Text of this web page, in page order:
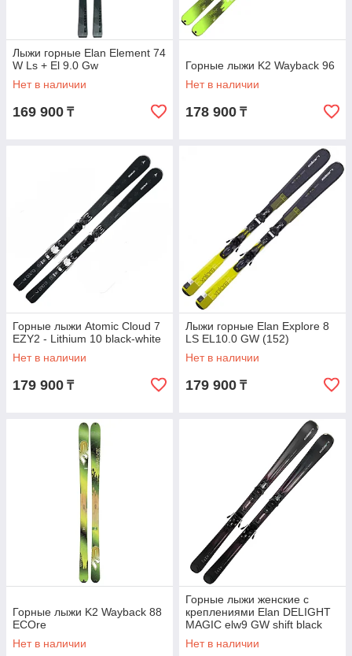
Лыжи горные Elan Element 74
W Ls + El 9.0 Gw
Нет в наличии
169 900 ₸
Горные лыжи K2 Wayback 96
Нет в наличии
178 900 ₸
Горные лыжи Atomic Cloud 7
EZY2 - Lithium 10 black-white
Нет в наличии
179 900 ₸
Лыжи горные Elan Explore 8
LS EL10.0 GW (152)
Нет в наличии
179 900 ₸
Горные лыжи K2 Wayback 88
ECOre
Нет в наличии
Горные лыжи женские с
креплениями Elan DELIGHT
MAGIC elw9 GW shift black
Нет в наличии